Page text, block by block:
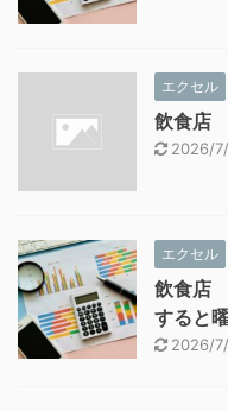
エクセル
飲食店
2026/
エクセル
飲食店
すると
2026/